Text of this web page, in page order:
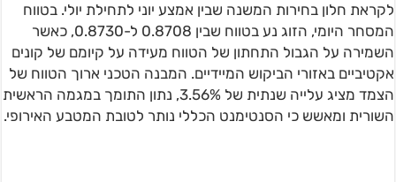
לקראת חלון בחירות המשנה שבין אמצע יוני לתחילת יולי. בטווח
המסחר היומי, הזוג נע בטווח שבין 0.8708 ל-0.8730, כאשר
השמירה על הגבול התחתון של הטווח מעידה על קיומם של קונים
אקטיביים באזורי הביקוש המיידיים. המבנה הטכני ארוך הטווח של
הצמד מציג עלייה שנתית של 3.56%, נתון התומך במגמה הראשית
השורית ומאשש כי הסנטימנט הכללי נותר לטובת המטבע האירופי.